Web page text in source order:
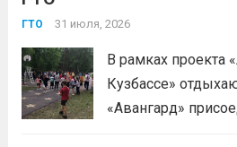
испытаниях ГТО. Приказ...
ГТО 31 июля, 2026
В рамках проекта
Кузбассе»
«Авангард»